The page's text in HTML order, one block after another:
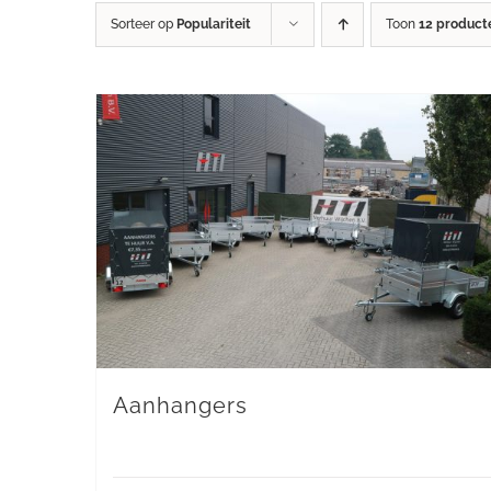
Sorteer op Populariteit Toon 12
Aanhangers